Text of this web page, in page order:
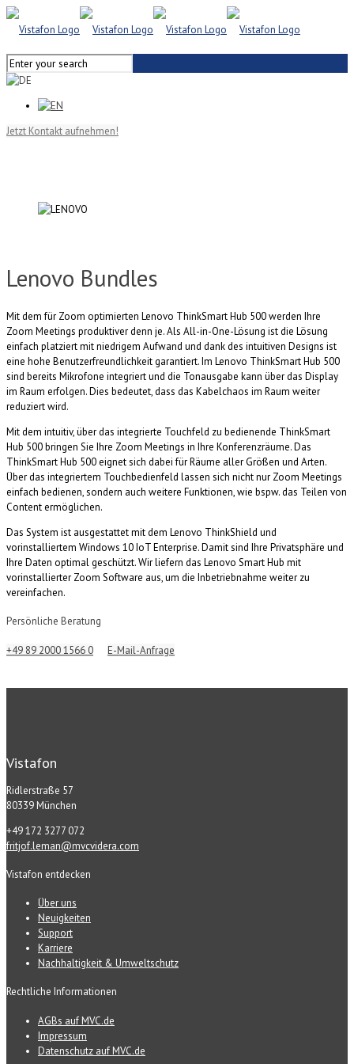
Jetzt Kontakt aufnehmen!
Lenovo Bundles
Mit dem für Zoom optimierten Lenovo ThinkSmart Hub 500 werden Ihre
Zoom Meetings produktiver denn je. Als All-in-One-Lösung ist die Lösung
einfach platziert mit niedrigem Aufwand und dank des intuitiven Designs ist
eine hohe Benutzerfreundlichkeit garantiert. Im Lenovo ThinkSmart Hub 500
sind bereits Mikrofone integriert und die Tonausgabe kann über das Display
im Raum erfolgen. Dies bedeutet, dass das Kabelchaos im Raum weiter
reduziert wird.
Mit dem intuitiv, über das integrierte Touchfeld zu bedienende ThinkSmart
Hub 500 bringen Sie Ihre Zoom Meetings in Ihre Konferenzräume. Das
ThinkSmart Hub 500 eignet sich dabei für Räume aller Größen und Arten.
Über das integriertem Touchbedienfeld lassen sich nicht nur Zoom Meetings
einfach bedienen, sondern auch weitere Funktionen, wie bspw. das Teilen von
Content ermöglichen.
Das System ist ausgestattet mit dem Lenovo ThinkShield und
vorinstalliertem Windows 10 IoT Enterprise. Damit sind Ihre Privatsphäre und
Ihre Daten optimal geschützt. Wir liefern das Lenovo Smart Hub mit
vorinstallierter Zoom Software aus, um die Inbetriebnahme weiter zu
vereinfachen.
Persönliche Beratung
+49 89 2000 1566 0 E-Mail-Anfrage
Vistafon
Ridlerstraße 57
80339 München
+49 172 3277 072
fritjof.leman@mvcvidera.com
Vistafon entdecken
Über uns
Neuigkeiten
Support
Karriere
Nachhaltigkeit & Umweltschutz
Rechtliche Informationen
AGBs auf MVC.de
Impressum
Datenschutz auf MVC.de